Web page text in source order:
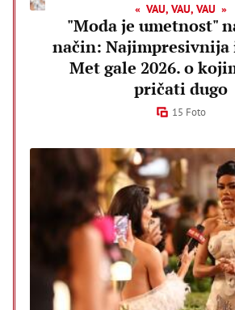
VAU, VAU, VAU
"Moda je umetnost"
način: Najimpresivnija
Met gale 2026. o
pričati dugo
15 Foto